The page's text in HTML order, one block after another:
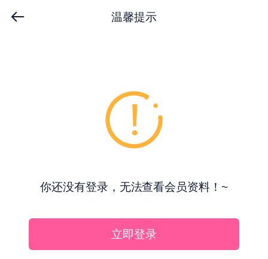
温馨提示
你还没有登录，无法查看会员资料！~
立即登录